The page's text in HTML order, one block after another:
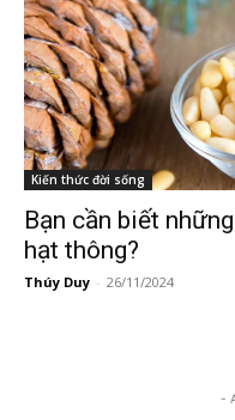
Kiến thức đời sống
Bạn cần biết
hạt thông?
Thúy Duy - 26/11/2024
-